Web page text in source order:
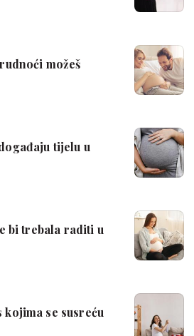
možeš
tijelu u
bi trebala raditi u
kojima se susreću